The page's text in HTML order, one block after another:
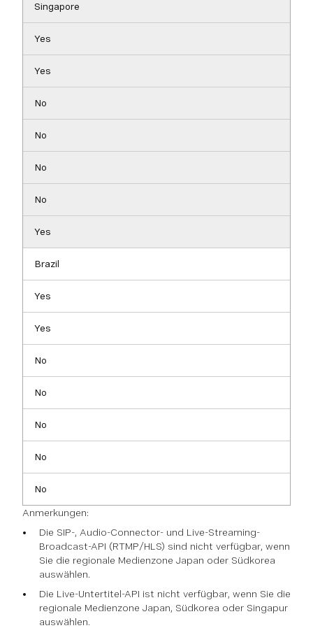
Singapore
Yes
Yes
No
No
No
No
Yes
Brazil
Yes
Yes
No
No
No
No
No
Anmerkungen:
Die SIP-, Audio-Connector- und Live-Streaming-
Broadcast-API (RTMP/HLS) sind nicht verfügbar, wenn
Sie die regionale Medienzone Japan oder Südkorea
auswählen.
Die Live-Untertitel-API ist nicht verfügbar, wenn Sie die
regionale Medienzone Japan, Südkorea oder Singapur
auswählen.